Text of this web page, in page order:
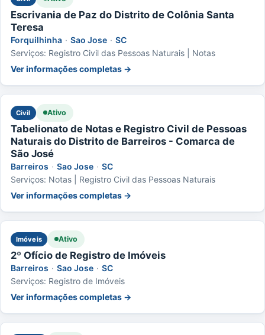
Escrivania de Paz do Distrito de Colônia Santa
Teresa
Forquilhinha · Sao Jose · SC
Serviços: Registro Civil das Pessoas Naturais | Notas
Ver informações completas →
Civil Ativo
Tabelionato de Notas e Registro Civil de Pessoas
Naturais do Distrito de Barreiros - Comarca de
São José
Barreiros · Sao Jose · SC
Serviços: Notas | Registro Civil das Pessoas Naturais
Ver informações completas →
Imóveis Ativo
2º Ofício de Registro de Imóveis
Barreiros · Sao Jose · SC
Serviços: Registro de Imóveis
Ver informações completas →